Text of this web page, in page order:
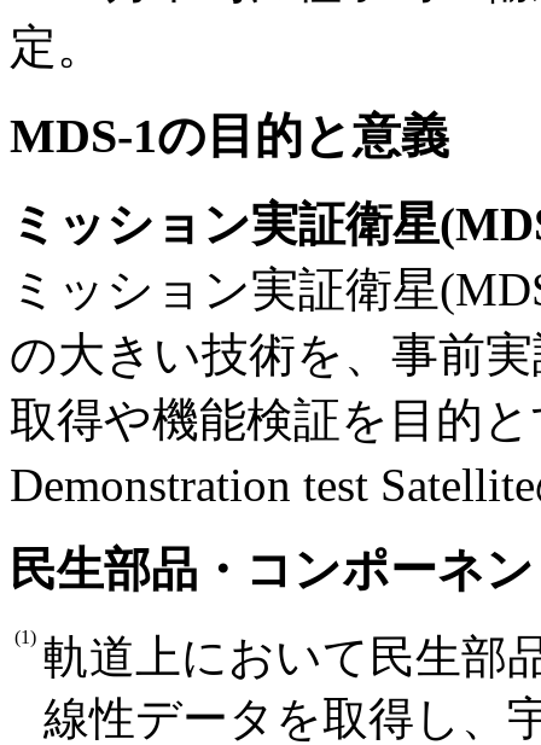
定。
MDS-1の目的と意義
ミッション実証衛星
ミッション実証衛星
の大きい技術を、事前
取得や機能検証を目的
Demonstration test
民生部品・コンポーネ
(1) 軌道上において民生部
線性データを取得し、